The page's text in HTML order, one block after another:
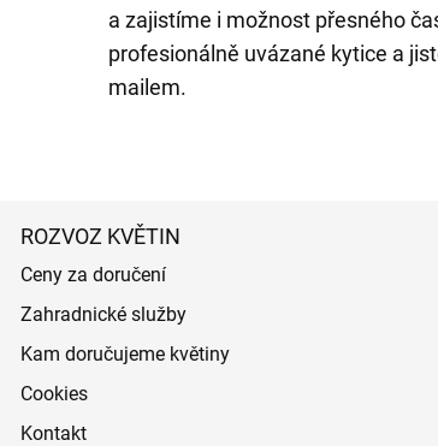
a zajistíme i možnost přesného
profesionálně uvázané kytice a
mailem.
ROZVOZ KVĚTIN
Ceny za doručení
Zahradnické služby
Kam doručujeme květiny
Cookies
Kontakt